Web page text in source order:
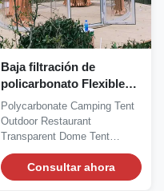
Baja filtración de
policarbonato Flexible
Conveniente 6m Cúpula
geodésica
Polycarbonate Camping Tent
Outdoor Restaurant
Transparent Dome Tent
House We would like to...
Consultar ahora